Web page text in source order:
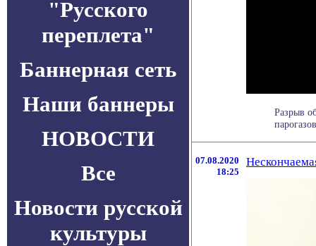
"Русского
переплета"
Баннерная сеть
Наши баннеры
НОВОСТИ
Все
Новости русской
культуры
Разрыв
07.08.2020
18:25